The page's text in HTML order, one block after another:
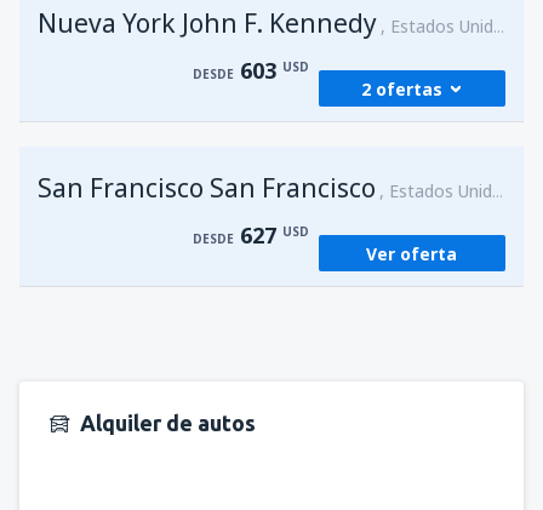
Nueva York John F. Kennedy Estados Unidos
DESDE 603 USD
2 ofertas
DESDE 603 USD
(LIM)
DESDE 765USD
San Francisco San Francisco Estados Unidos
DESDE 627 USD
Ver oferta
Alquiler de autos